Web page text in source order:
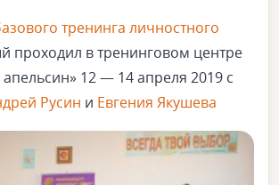
тренинга личностного
проходил в тренинговом центре
12 — 14 апреля 2019 с
Русин и Евгения Якушева